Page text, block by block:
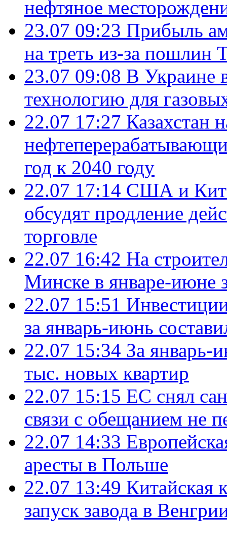
нефтяное
23.07 09:23 Прибыль
на треть из-за пошлин
23.07 09:08 В Украине
технологию для
22.07 17:27 Казахстан
год к 2040 году
22.07 17:14 США и
обсудят продление
торговле
22.07 16:42 На
Минске в январе-июне
22.07 15:51
за январь-июнь
22.07 15:34 За январь-
тыс. новых квартир
22.07 15:15 ЕС снял
связи с обещанием не
22.07 14:33
аресты в Польше
22.07 13:49 Китайская
запуск завода в